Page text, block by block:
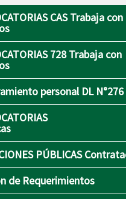
CAS Trabaja con
728 Trabaja con
personal DL N°276
PÚBLICAS
de Requerimientos